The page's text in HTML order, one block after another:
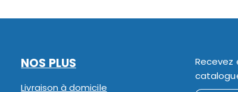
NOS PLUS
Livraison à domicile
Recevez